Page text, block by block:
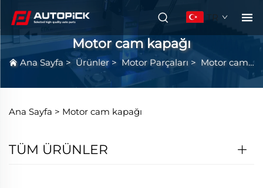
TR
Motor cam kapağı
Ana Sayfa> Ürünler >Motor Parçaları > Motor cam kapağı
Ana Sayfa > Motor cam kapağı
TÜM ÜRÜNLER